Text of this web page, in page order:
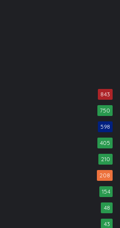
843
750
598
405
210
208
154
48
43